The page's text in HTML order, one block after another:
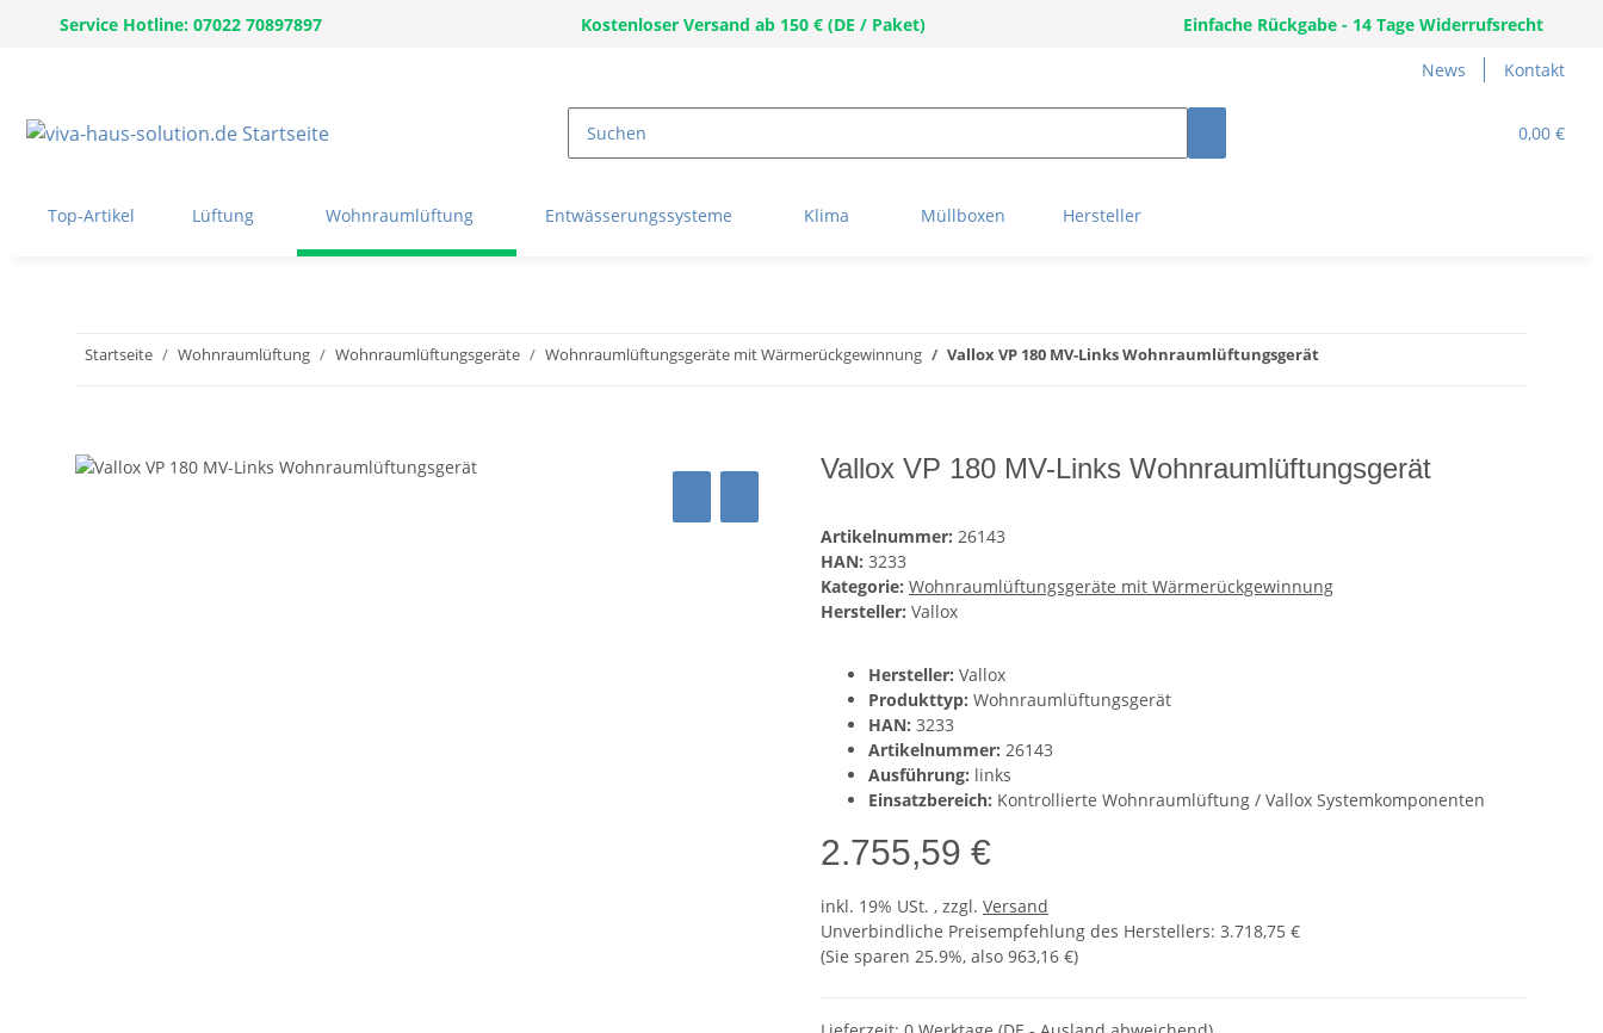
Service Hotline: 07022 70897897 Kostenloser Versand ab 150 € (DE / Paket) Einfache Rückgabe - 14 Tage Widerrufsrecht
News Kontakt
0,00 €
Top-Artikel Lüftung Wohnraumlüftung Entwässerungssysteme Klima Müllboxen Hersteller
Startseite Wohnraumlüftung Wohnraumlüftungsgeräte Wohnraumlüftungsgeräte mit Wärmerückgewinnung Vallox VP 180 MV-Links Wohnraumlüftungsgerät
Vallox VP 180 MV-Links Wohnraumlüftungsgerät
Artikelnummer: 26143
HAN: 3233
Kategorie: Wohnraumlüftungsgeräte mit Wärmerückgewinnung
Hersteller: Vallox
Hersteller: Vallox
Produkttyp: Wohnraumlüftungsgerät
HAN: 3233
Artikelnummer: 26143
Ausführung: links
Einsatzbereich: Kontrollierte Wohnraumlüftung / Vallox Systemkomponenten
2.755,59 €
inkl. 19% USt. , zzgl. Versand
Unverbindliche Preisempfehlung des Herstellers: 3.718,75 €
(Sie sparen 25.9%, also 963,16 €)